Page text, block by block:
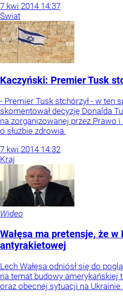
7 kwi 2014 14:37
Świat
Kaczyński: Premier Tusk
- Premier Tusk stchórzył - w ten
skomentował decyzję Donalda
na zorganizowanej przez Prawo
o służbie zdrowia.
7 kwi 2014 14:32
Kraj
Wideo
Wałęsa ma pretensje, że
antyrakietowej
Lech Wałęsa odniósł się do
na temat budowy amerykańskiej
oraz obecnej sytuacji na Ukrainie.